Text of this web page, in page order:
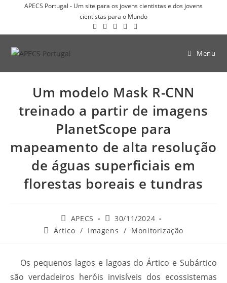
APECS Portugal - Um site para os jovens cientistas e dos jovens
cientistas para o Mundo
Menu
Um modelo Mask R-CNN
treinado a partir de imagens
PlanetScope para
mapeamento de alta resolução
de águas superficiais em
florestas boreais e tundras
APECS
30/11/2024
Ártico / Imagens / Monitorização
Os pequenos lagos e lagoas do Ártico e Subártico
são verdadeiros heróis invisíveis dos ecossistemas